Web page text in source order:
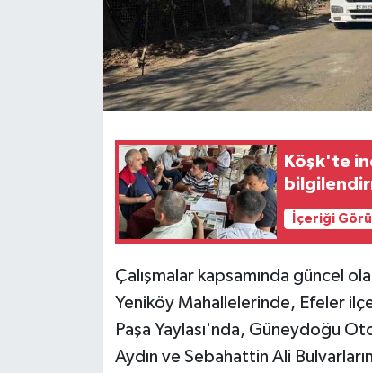
Köşk'te
İçeriği
Çalışmalar kapsamında güncel
Yeniköy Mahallelerinde, Efeler
Paşa Yaylası'nda, Güneydoğu
Aydın ve Sebahattin Ali